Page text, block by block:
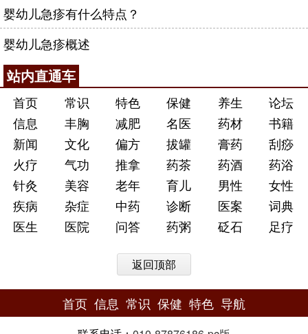
婴幼儿急疹有什么特点？
婴幼儿急疹概述
站内直通车
首页 常识 特色 保健 养生
论坛
信息
丰胸 减肥 名医 药材
书籍
新闻
文化 偏方 拔罐 膏药
刮痧
火疗
气功 推拿 药茶 药酒
药浴
针灸
美容 老年 育儿 男性
女性
疾病
杂症 中药 诊断 医案
词典
医生
医院 问答 药粥 砭石 足疗
返回顶部
首页 信息 常识 保健 特色 导航